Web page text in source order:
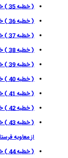
( خطبه 35 ) خطبه بعد از جريان حكميت
( خطبه 36 ) خطبه در ترساندن اهل نهروان
( خطبه 37 ) خطبه در ذكر فضائل خود
( خطبه 38 ) خطبه در تعريف شبهه
( خطبه 39 ) خطبه در نكوهش ياران، و دعوت به جهاد
( خطبه 40 ) خطبه زمانى كه شنيد خوارج نهروان مى گويند: لا حُكْمُ اِلاّ لِلّه
( خطبه 41 ) خطبه در تحذير از مكر و حيله
( خطبه 42 ) خطبه در نكوهش آرزوى دراز و پيروزى از هواى نفس
(
از معاويه
(